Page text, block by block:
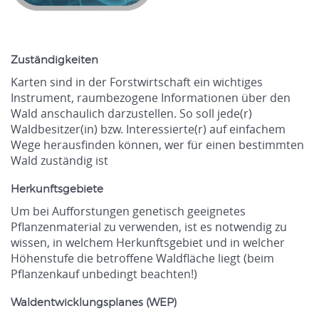
Zuständigkeiten
Karten sind in der Forstwirtschaft ein wichtiges
Instrument, raumbezogene Informationen über den
Wald anschaulich darzustellen. So soll jede(r)
Waldbesitzer(in) bzw. Interessierte(r) auf einfachem
Wege herausfinden können, wer für einen bestimmten
Wald zuständig ist
Herkunftsgebiete
Um bei Aufforstungen genetisch geeignetes
Pflanzenmaterial zu verwenden, ist es notwendig zu
wissen, in welchem Herkunftsgebiet und in welcher
Höhenstufe die betroffene Waldfläche liegt (beim
Pflanzenkauf unbedingt beachten!)
Waldentwicklungsplanes (WEP)